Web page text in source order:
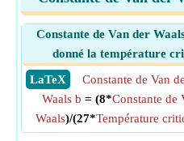
Constante de Van der
donné la température
​ LaTeX
Constante de Van
Waals b = (8*Constante de
Waals)/(27*Température